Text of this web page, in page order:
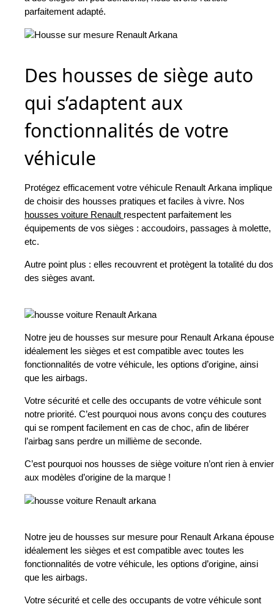
parfaitement adapté.
Des housses de siège auto
qui s’adaptent aux
fonctionnalités de votre
véhicule
Protégez efficacement votre véhicule Renault Arkana implique
de choisir des housses pratiques et faciles à vivre. Nos
housses voiture Renault respectent parfaitement les
équipements de vos sièges : accoudoirs, passages à molette,
etc.
Autre point plus : elles recouvrent et protègent la totalité du dos
des sièges avant.
Notre jeu de housses sur mesure pour Renault Arkana épouse
idéalement les sièges et est compatible avec toutes les
fonctionnalités de votre véhicule, les options d’origine, ainsi
que les airbags.
Votre sécurité et celle des occupants de votre véhicule sont
notre priorité. C’est pourquoi nous avons conçu des coutures
qui se rompent facilement en cas de choc, afin de libérer
l’airbag sans perdre un millième de seconde.
C’est pourquoi nos housses de siège voiture n’ont rien à envier
aux modèles d’origine de la marque !
Notre jeu de housses sur mesure pour Renault Arkana épouse
idéalement les sièges et est compatible avec toutes les
fonctionnalités de votre véhicule, les options d’origine, ainsi
que les airbags.
Votre sécurité et celle des occupants de votre véhicule sont